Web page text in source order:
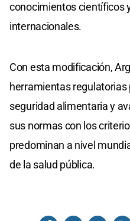
conocimientos científicos
internacionales.
Con esta modificación,
herramientas regulatorias
seguridad alimentaria y
sus normas con los
predominan a nivel
de la salud pública.